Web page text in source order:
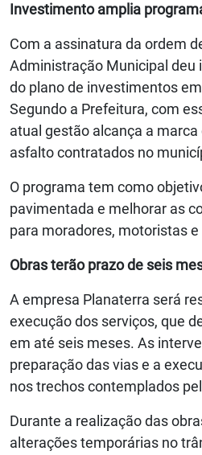
Investimento amplia
Com a assinatura da ordem
Administração Municipal deu
do plano de investimentos
Segundo a Prefeitura, com
atual gestão alcança a
asfalto contratados no
O programa tem como
pavimentada e melhorar as
para moradores, motoristas
Obras terão prazo de seis
A empresa Planaterra será
execução dos serviços, que
em até seis meses. As
preparação das vias e a
nos trechos contemplados
Durante a realização das
alterações temporárias no